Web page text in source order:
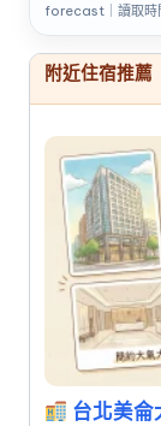
forecast｜讀取
附近住宿推薦
台北美侖